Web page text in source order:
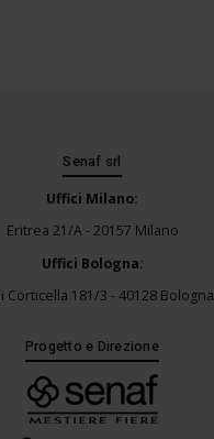
Senaf srl
Uffici Milano:
Eritrea 21/A - 20157 Milano
Uffici Bologna:
Corticella 181/3 - 40128 Bologna
Progetto e Direzione